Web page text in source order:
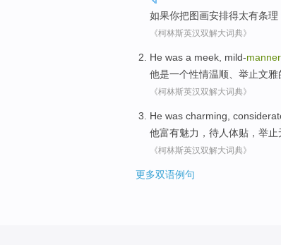
如果你把图画安排得太有条理
《柯林斯英汉双解大词典》
He was a meek mild-
他是一个性情温顺 举止文雅
《柯林斯英汉双解大词典》
He was charming
他富有魅力， 待人体贴 ，举止
《柯林斯英汉双解大词典》
更多双语例句